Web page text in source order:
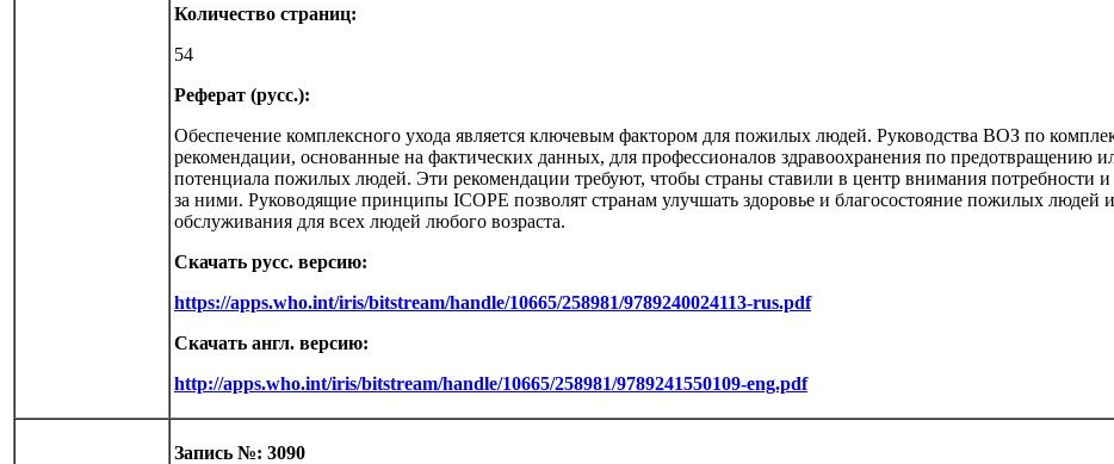
Количество страниц:
54
Реферат (русс.):
Обеспечение комплексного ухода является ключевым фактором для пожилых людей. Руководства ВОЗ по
рекомендации, основанные на фактических данных, для профессионалов здравоохранения по предотвращению
потенциала пожилых людей. Эти рекомендации требуют, чтобы страны ставили в центр внимания потребности
за ними. Руководящие принципы ICOPE позволят странам улучшать здоровье и благосостояние пожилых
обслуживания для всех людей любого возраста.
Скачать русс. версию:
https://apps.who.int/iris/bitstream/handle/10665/258981/9789240024113-rus.pdf
Скачать англ. версию:
http://apps.who.int/iris/bitstream/handle/10665/258981/9789241550109-eng.pdf
Запись №: 3090